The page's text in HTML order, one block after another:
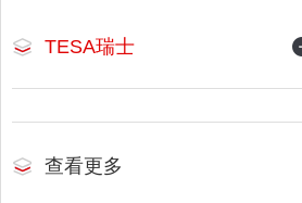
TESA瑞士
查看更多